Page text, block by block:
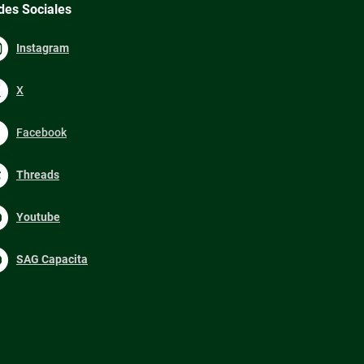
Sociales
Instagram
X
Facebook
Threads
Youtube
SAG Capacita